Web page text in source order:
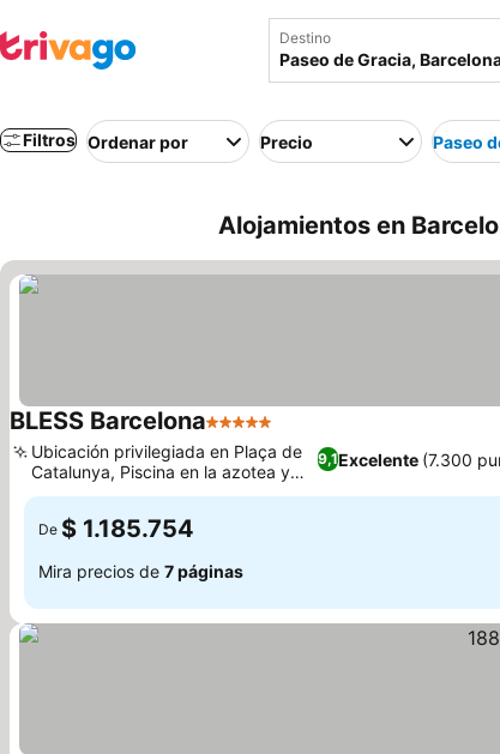
Destino
Filtros Ordenar por Precio Paseo
Alojamientos en
BLESS Barcelona5 Estrellas
9,1Excelente (7.300
Ubicación privilegiada en Plaça de
Catalunya, Piscina en la azotea y
Skybar
De $ 1.185.754
Mira precios de 7 páginas